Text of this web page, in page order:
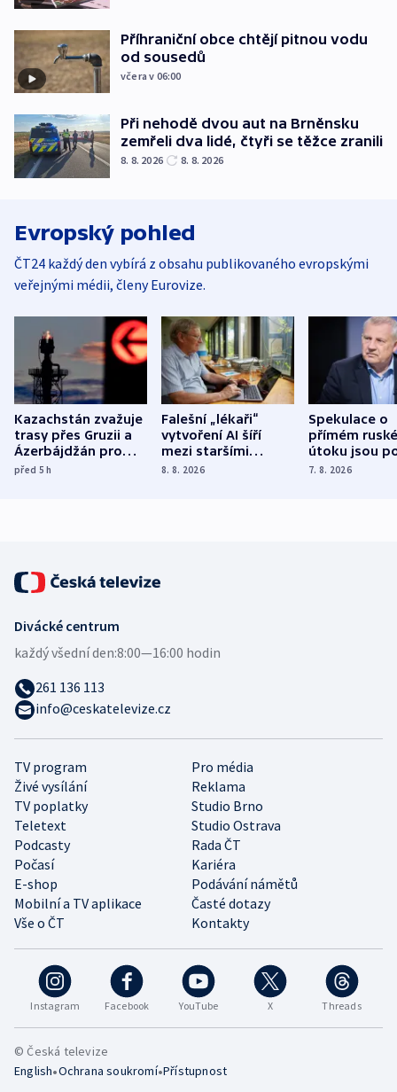
Příhraniční obce chtějí pitnou vodu
od sousedů
včera v 06:00
Při nehodě dvou aut na Brněnsku
zemřeli dva lidé, čtyři se těžce zranili
8. 8. 2026 8. 8. 2026
Evropský pohled
ČT24 každý den vybírá z obsahu publikovaného evropskými
veřejnými médii, členy Eurovize.
Kazachstán zvažuje
trasy přes Gruzii a
Ázerbájdžán pro
vývoz ropy do
před 5h
Falešní „lékaři“
vytvoření AI šíří
mezi staršími
Poláky nebezpečné
8. 8. 2026
Spekulace o
přímém
útoku jsou
míní
7. 8. 2026
Instagram Facebook YouTube X Threads
TV program
Pro média
Živé vysílání
Reklama
TV poplatky
Studio Brno
Teletext
Studio Ostrava
Podcasty
Rada ČT
Počasí
Kariéra
E-shop
Podávání námětů
Mobilní a TV aplikace
Časté dotazy
Vše o ČT
Kontakty
Divácké centrum
každý všední den:8:00—16:00 hodin
261 136 113
info@ceskatelevize.cz
© Česká televize
English•Ochrana soukromí•Přístupnost